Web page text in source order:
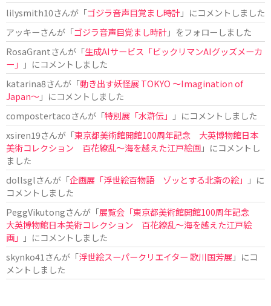
lilysmith10さんが「ゴジラ音声目覚まし時計」にコメントしました
アッキーさんが「ゴジラ音声目覚まし時計」をフォローしました
RosaGrantさんが「生成AIサービス「ビックリマンAIグッズメーカ
ー」
」にコメントしました
katarina8さんが「動き出す妖怪展 TOKYO 〜Imagination of
Japan〜」にコメントしました
compostertacoさんが「特別展「水滸伝」
」にコメントしました
xsiren19さんが「東京都美術館開館100周年記念 大英博物館日本
美術コレクション 百花繚乱～海を越えた江戸絵画」にコメントし
ました
dollsglさんが「企画展「浮世絵百物語 ゾッとする北斎の絵」
」に
コメントしました
PeggVikutongさんが「展覧会「東京都美術館開館100周年記念
大英博物館日本美術コレクション 百花繚乱〜海を越えた江戸絵
画」
」にコメントしました
skynko41 さんが「浮世絵スーパークリエイター 歌川国芳展 」にコ
メントしました